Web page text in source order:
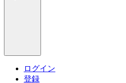
ログイン
登録